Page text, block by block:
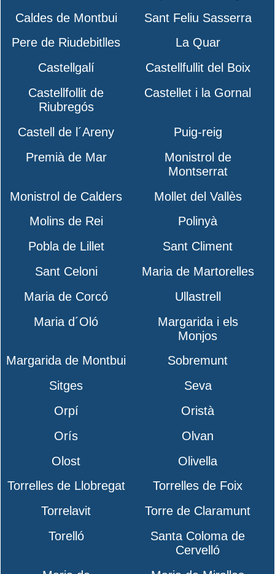
Caldes de Montbui
Sant Feliu Sasserra
Pere de Riudebitlles
La Quar
Castellgalí
Castellfullit del Boix
Castellfollit de
Riubregós
Castellet i la Gornal
Castell de l´Areny
Puig-reig
Premià de Mar
Monistrol de
Montserrat
Monistrol de Calders
Mollet del Vallès
Molins de Rei
Polinyà
Pobla de Lillet
Sant Climent
Sant Celoni
Maria de Martorelles
Maria de Corcó
Ullastrell
Maria d´Oló
Margarida i els
Monjos
Margarida de Montbui
Sobremunt
Sitges
Seva
Orpí
Oristà
Orís
Olvan
Olost
Olivella
Torrelles de Llobregat
Torrelles de Foix
Torrelavit
Torre de Claramunt
Torelló
Santa Coloma de
Cervelló